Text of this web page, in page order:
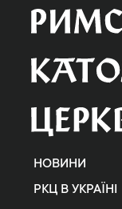
НОВИНИ
РКЦ В УКРАЇНІ